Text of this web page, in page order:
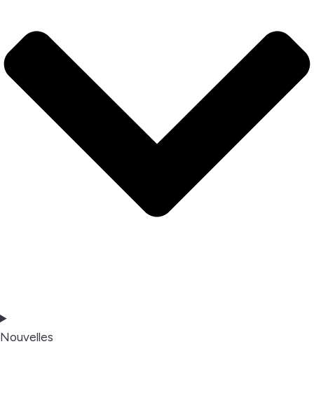
Nouvelles